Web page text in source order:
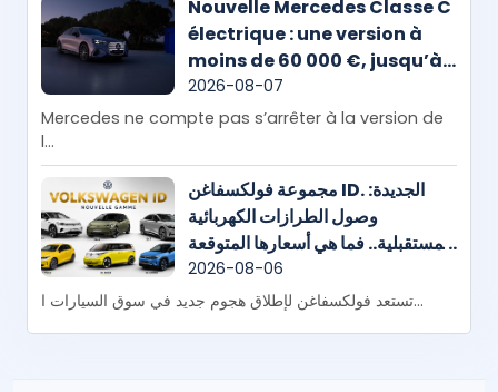
Nouvelle Mercedes Classe C
électrique : une version à
moins de 60 000 €, jusqu’à
800 km d’autonomie et
plusieurs nouveautés à
2026-08-07
Mercedes ne compte pas s’arrêter à la version de
l...
مجموعة فولكسفاغن ID. الجديدة:
وصول الطرازات الكهربائية
المستقبلية.. فما هي أسعارها المتوقعة
في المغرب؟
2026-08-06
تستعد فولكسفاغن لإطلاق هجوم جديد في سوق السيارات ا...